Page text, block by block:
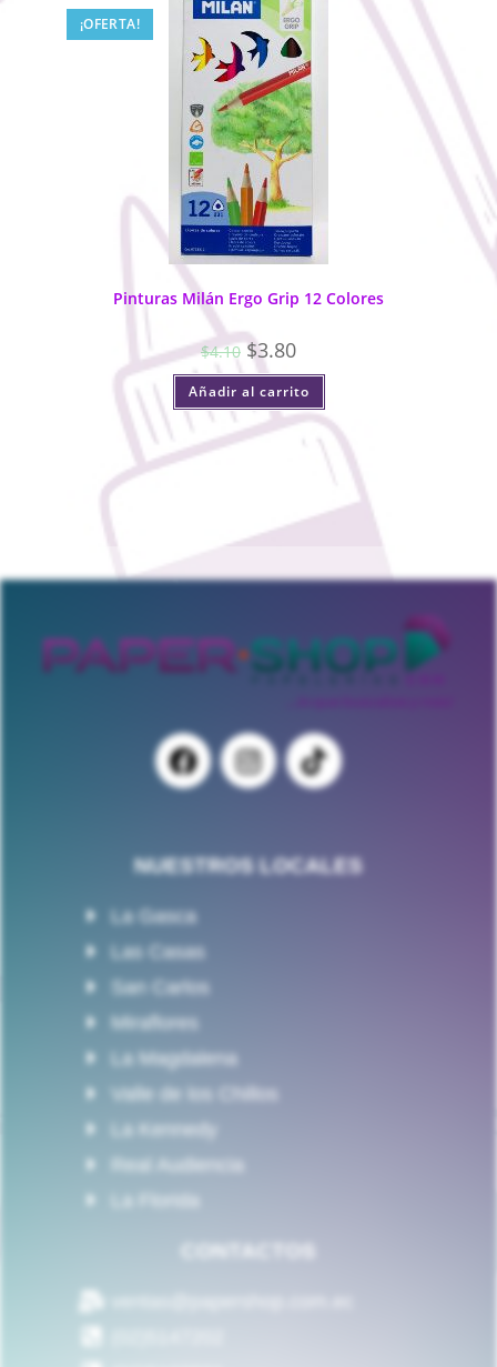
¡OFERTA!
Pinturas Milán Ergo Grip 12 Colores
$4.10 $3.80
Añadir al carrito
NUESTROS LOCALES
La Gasca
Las Casas
San Carlos
Miraflores
La Magdalena
Valle de los Chillos
La Kennedy
Real Audiencia
La Florida
CONTACTOS